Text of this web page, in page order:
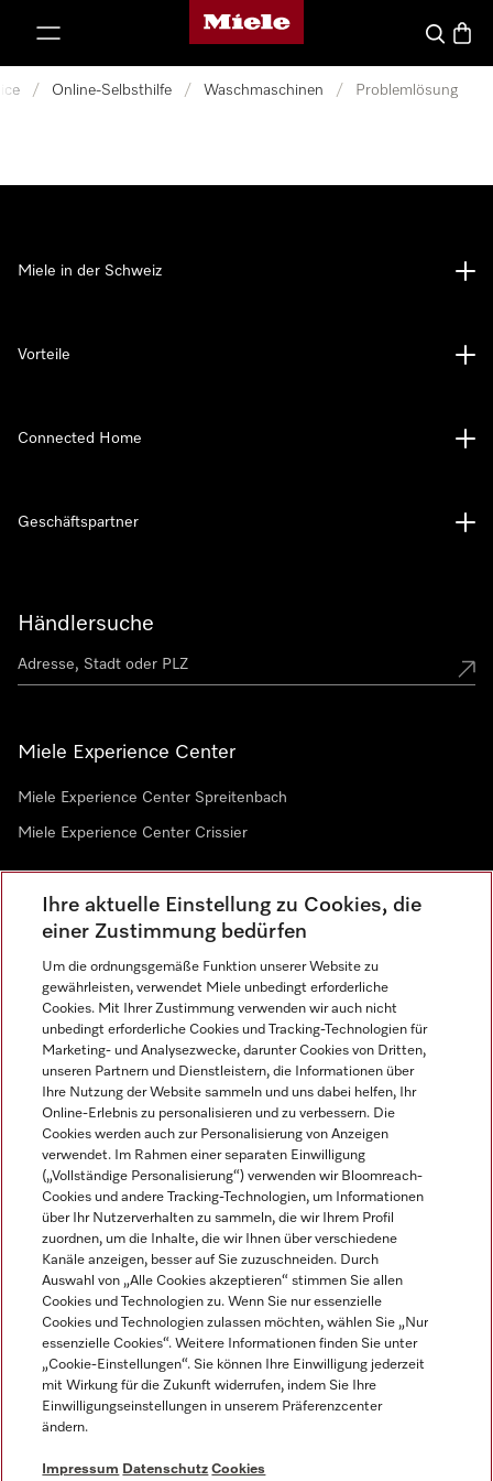
Miele-Homepage
Suche
/ Online-Selbsthilfe / Waschmaschinen / Problemlösung
Händlersuche
Miele Experience Center
Miele Experience Center Spreitenbach
Miele Experience Center Crissier
Newsletter
Sprache
DEUTSCH
Miele in der Schweiz
Vorteile
Connected Home
Geschäftspartner
Impressum
Datenschutz
Miele auf YoutubeMiele auf Instagram
Miele auf Facebook
Miele auf LinkedInMiele auf LinkedIn
Ihre aktuelle Einstellung zu Cookies, die
einer Zustimmung bedürfen
Um die ordnungsgemäße Funktion unserer Website zu
gewährleisten, verwendet Miele unbedingt erforderliche
Cookies. Mit Ihrer Zustimmung verwenden wir auch nicht
unbedingt erforderliche Cookies und Tracking-Technologien für
Marketing- und Analysezwecke, darunter Cookies von Dritten,
unseren Partnern und Dienstleistern, die Informationen über
Ihre Nutzung der Website sammeln und uns dabei helfen, Ihr
Online-Erlebnis zu personalisieren und zu verbessern. Die
Cookies werden auch zur Personalisierung von Anzeigen
verwendet. Im Rahmen einer separaten Einwilligung
(„Vollständige Personalisierung“) verwenden wir Bloomreach-
Cookies und andere Tracking-Technologien, um Informationen
über Ihr Nutzerverhalten zu sammeln, die wir Ihrem Profil
zuordnen, um die Inhalte, die wir Ihnen über verschiedene
Kanäle anzeigen, besser auf Sie zuzuschneiden. Durch
Auswahl von „Alle Cookies akzeptieren“ stimmen Sie allen
Cookies und Technologien zu. Wenn Sie nur essenzielle
Cookies und Technologien zulassen möchten, wählen Sie „Nur
essenzielle Cookies“. Weitere Informationen finden Sie unter
„Cookie-Einstellungen“. Sie können Ihre Einwilligung jederzeit
mit Wirkung für die Zukunft widerrufen, indem Sie Ihre
Einwilligungseinstellungen in unserem Präferenzcenter
ändern.
Impressum Datenschutz Cookies